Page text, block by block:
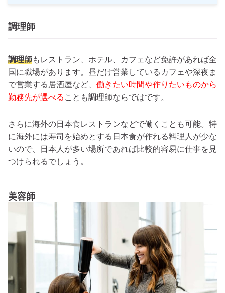
調理師
調理師もレストラン、ホテル、カフェなど免許があれば全
国に職場があります。昼だけ営業しているカフェや深夜ま
で営業する居酒屋など、 働きたい時間や作りたいものから
勤務先が選べる ことも調理師ならではです。
さらに海外の日本食レストランなどで働くことも可能。特
に海外には寿司を始めとする日本食が作れる料理人が少な
いので、日本人が多い場所であれば比較的容易に仕事を見
つけられるでしょう。
美容師